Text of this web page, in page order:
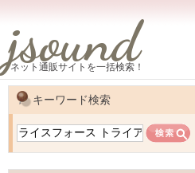
jsound
ネット通販サイトを一括検索！
キーワード検索